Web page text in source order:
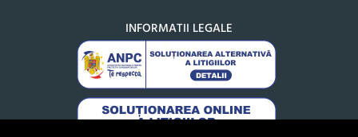
INFORMATII LEGALE